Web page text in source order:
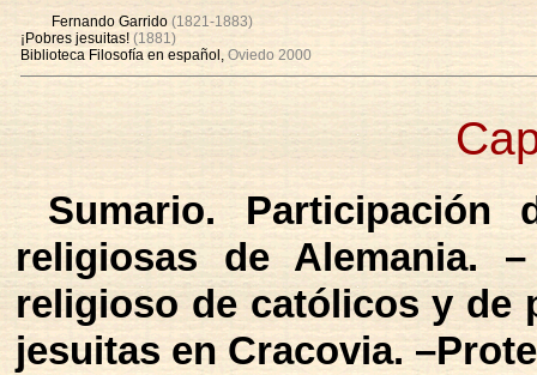
Fernando Garrido (1821-1883)
¡Pobres jesuitas!(1881)
Biblioteca Filosofía en español,Oviedo 2000
Sumario.
religiosas de Alemania.
religioso de católicos y de
jesuitas en Cracovia.